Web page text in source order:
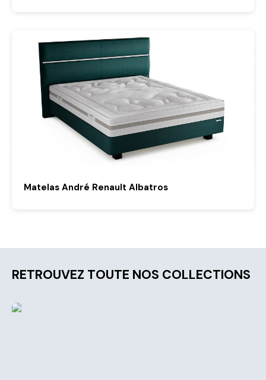
Matelas André Renault Albatros
RETROUVEZ TOUTE NOS COLLECTIONS